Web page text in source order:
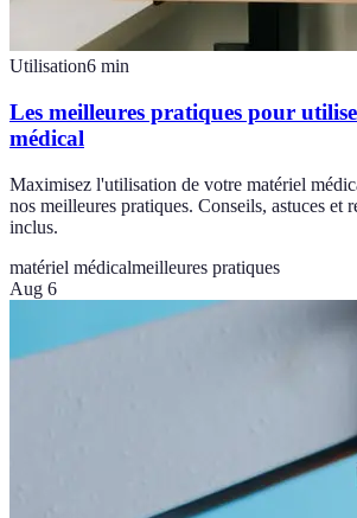
Utilisation6 min
Les meilleures pratiques pour
médical
Maximisez l'utilisation de votre matériel
nos meilleures pratiques. Conseils, astuces et
inclus.
matériel médicalmeilleures pratiques
Aug 6